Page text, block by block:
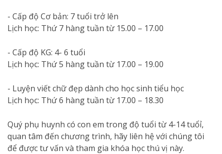
- Cấp độ Cơ bản: 7 tuổi trở lên
Lịch học: Thứ 7 hàng tuần từ 15.00 – 17.00
- Cấp độ KG: 4- 6 tuổi
Lịch học: Thứ 5 hàng tuần từ 17.00 – 19.00
- Luyện viết chữ đẹp dành cho học sinh tiểu học
Lịch học: Thứ 6 hàng tuần từ 17.00 – 18.30
Quý phụ huynh có con em trong độ tuổi từ 4-14 tuổỉ,
quan tâm đến chương trình, hãy liên hệ với chúng tôi
để được tư vấn và tham gia khóa học thú vị này.